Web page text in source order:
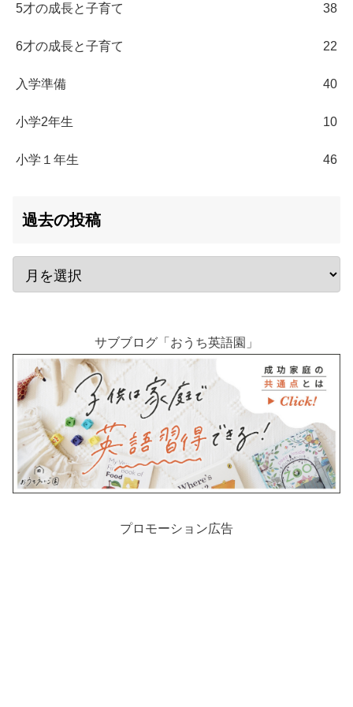
5才の成長と子育て 38
6才の成長と子育て 22
入学準備 40
小学2年生 10
小学１年生 46
過去の投稿
サブブログ「おうち英語園」
プロモーション広告